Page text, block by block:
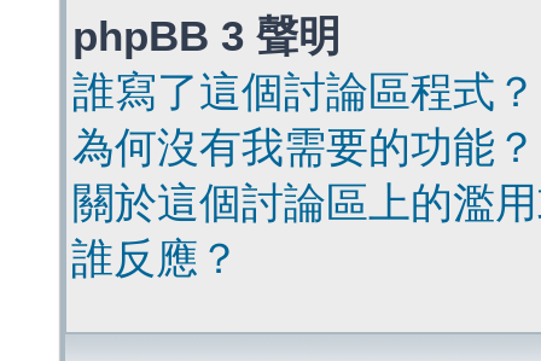
phpBB 3 聲明
誰寫了這個討論區程式？
為何沒有我需要的功能？
關於這個討論區上的濫
誰反應？